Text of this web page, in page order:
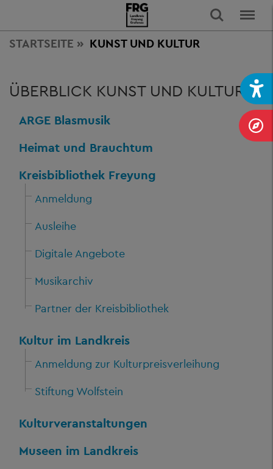
STARTSEITE KUNST UND KULTUR
ÜBERBLICK KUNST UND KULTUR
ARGE Blasmusik
Heimat und Brauchtum
Kreisbibliothek Freyung
Anmeldung
Ausleihe
Digitale Angebote
Musikarchiv
Partner der Kreisbibliothek
Kultur im Landkreis
Anmeldung zur Kulturpreisverleihung
Stiftung Wolfstein
Kulturveranstaltungen
Museen im Landkreis